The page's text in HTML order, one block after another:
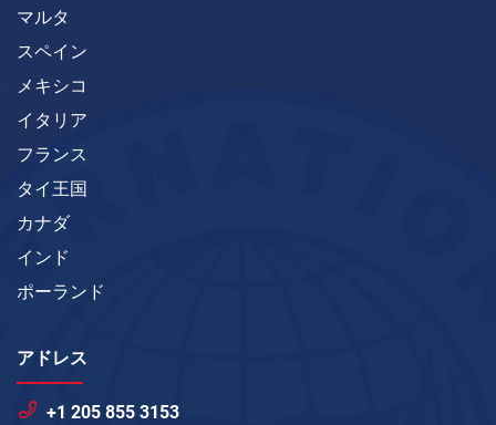
マルタ
スペイン
メキシコ
イタリア
フランス
タイ王国
カナダ
インド
ポーランド
アドレス
+1 205 855 3153